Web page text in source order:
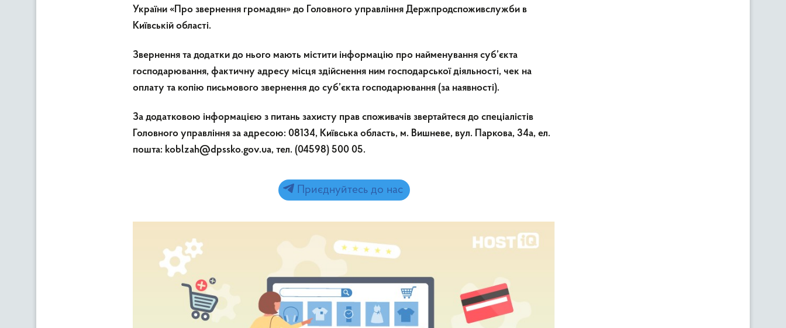
України «Про звернення громадян» до Головного управління Держпродспоживслужби в
Київській області.
Звернення та додатки до нього мають містити інформацію про найменування суб’єкта
господарювання, фактичну адресу місця здійснення ним господарської діяльності, чек на
оплату та копію письмового звернення до суб’єкта господарювання (за наявності).
За додатковою інформацією з питань захисту прав споживачів звертайтеся до спеціалістів
Головного управління за адресою: 08134, Київська область, м. Вишневе, вул. Паркова, 34а, ел.
пошта: koblzah@dpssko.gov.ua, тел. (04598) 500 05.
Приєднуйтесь до нас